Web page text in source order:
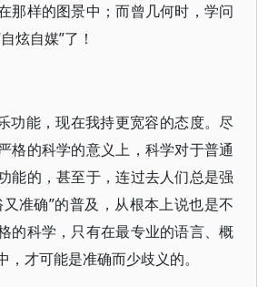
那样的图景中；而曾几何时，学问
炫自媒”了！
能，现在我持更宽容的态度。尽
格的科学的意义上，科学对于普通
能的，甚至于，连过去人们总是强
准确”的普及，从根本上说也是不
的科学，只有在最专业的语言、概
，才可能是准确而少歧义的。